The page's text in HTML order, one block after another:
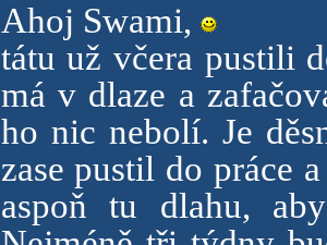
Ahoj Swami,
tátu už včera pustili
má v dlaze a
ho nic nebolí. Je
zase pustil do práce
aspoň tu dlahu,